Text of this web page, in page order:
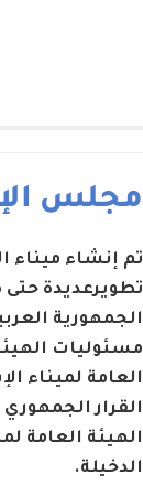
مجلس
تطويرعديدة حتى
مسئوليات
الهيئة العامة
الدخيلة.